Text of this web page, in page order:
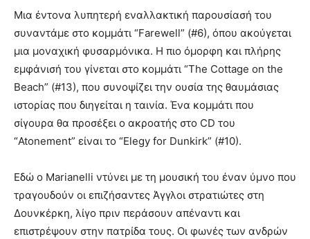
Μια έντονα λυπητερή εναλλακτική παρουσίασή του
συναντάμε στο κομμάτι “Farewell” (#6), όπου ακούγεται
μια μοναχική φυσαρμόνικα. Η πιο όμορφη και πλήρης
εμφάνισή του γίνεται στο κομμάτι “The Cottage on the
Beach” (#13), που συνοψίζει την ουσία της θαυμάσιας
ιστορίας που διηγείται η ταινία. Ένα κομμάτι που
σίγουρα θα προσέξει ο ακροατής στο CD του
“Atonement” είναι το “Elegy for Dunkirk” (#10).
Εδώ ο Marianelli ντύνει με τη μουσική του έναν ύμνο που
τραγουδούν οι επιζήσαντες Άγγλοι στρατιώτες στη
Δουνκέρκη, λίγο πριν περάσουν απέναντι και
επιστρέψουν στην πατρίδα τους. Οι φωνές των ανδρών